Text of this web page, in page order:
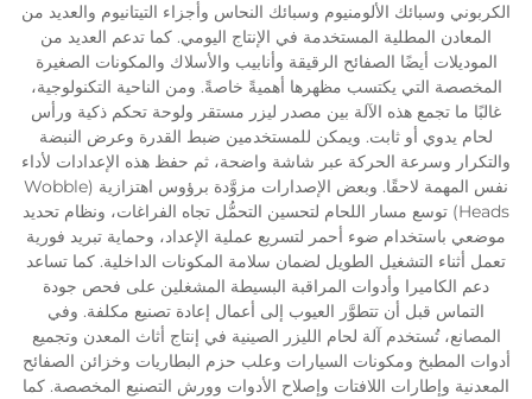
الكربوني وسبائك الألومنيوم وسبائك النحاس وأجزاء التيتانيوم والعديد من
المعادن المطلية المستخدمة في الإنتاج اليومي. كما تدعم العديد من
الموديلات أيضًا الصفائح الرقيقة وأنابيب والأسلاك والمكونات الصغيرة
المخصصة التي يكتسب مظهرها أهميةً خاصةً. ومن الناحية التكنولوجية،
غالبًا ما تجمع هذه الآلة بين مصدر ليزر مستقر ولوحة تحكم ذكية ورأس
لحام يدوي أو ثابت. ويمكن للمستخدمين ضبط القدرة وعرض النبضة
والتكرار وسرعة الحركة عبر شاشة واضحة، ثم حفظ هذه الإعدادات لأداء
نفس المهمة لاحقًا. وبعض الإصدارات مزوَّدة برؤوس اهتزازية (Wobble
Heads) توسع مسار اللحام لتحسين التحمُّل تجاه الفراغات، ونظام تحديد
موضعي باستخدام ضوء أحمر لتسريع عملية الإعداد، وحماية تبريد فورية
تعمل أثناء التشغيل الطويل لضمان سلامة المكونات الداخلية. كما تساعد
دعم الكاميرا وأدوات المراقبة البسيطة المشغلين على فحص جودة
التماس قبل أن تتطوَّر العيوب إلى أعمال إعادة تصنيع مكلفة. وفي
المصانع، تُستخدم آلة لحام الليزر الصينية في إنتاج أثاث المعدن وتجميع
أدوات المطبخ ومكونات السيارات وعلب حزم البطاريات وخزائن الصفائح
المعدنية وإطارات اللافتات وإصلاح الأدوات وورش التصنيع المخصصة. كما